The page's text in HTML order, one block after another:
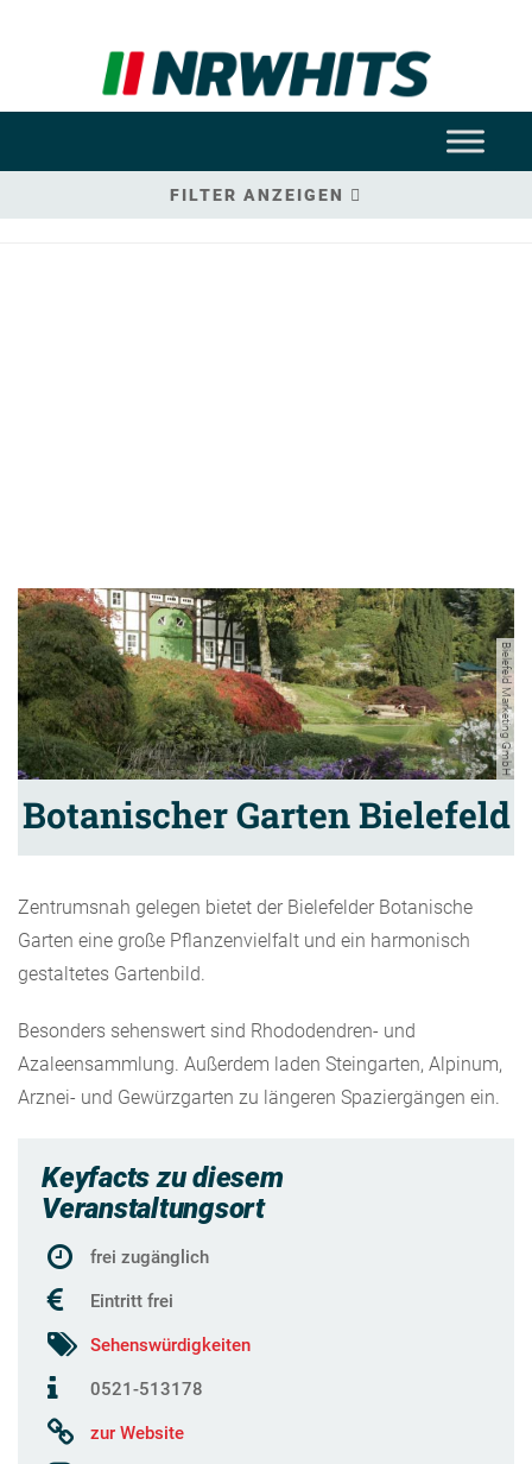
FILTER ANZEIGEN
Bielefeld Marketing GmbH
Botanischer Garten Bielefeld
Zentrumsnah gelegen bietet der Bielefelder Botanische
Garten eine große Pflanzenvielfalt und ein harmonisch
gestaltetes Gartenbild.
Besonders sehenswert sind Rhododendren- und
Azaleensammlung. Außerdem laden Steingarten, Alpinum,
Arznei- und Gewürzgarten zu längeren Spaziergängen ein.
Keyfacts zu diesem
Veranstaltungsort
frei zugänglich
Eintritt frei
Sehenswürdigkeiten
0521-513178
zur Website